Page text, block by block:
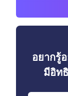
อยากรู้
มีอิท